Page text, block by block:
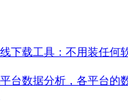
下载工具：不用装任何
台数据分析，各平台的